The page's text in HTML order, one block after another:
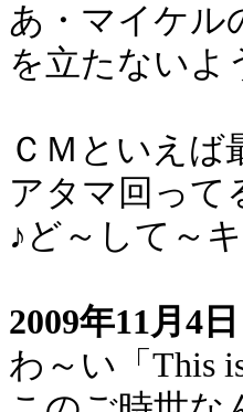
あ・マイケル
を立たないよ
ＣＭといえば
アタマ回って
♪ど～して～
2009年11月4日
わ～い「This